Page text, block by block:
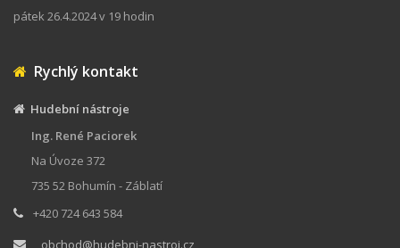
pátek 26.4.2024 v 19 hodin
Rychlý kontakt
Hudební nástroje
Ing. René Paciorek
Na Úvoze 372
735 52 Bohumín - Záblatí
+420 724 643 584
obchod@hudebni-nastroj.cz